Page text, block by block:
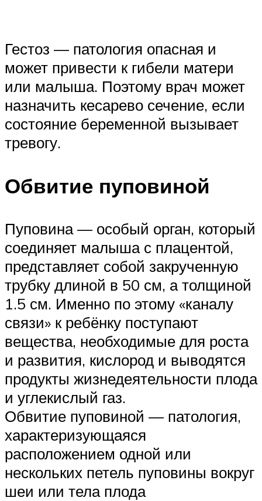
Гестоз — патология опасная и
может привести к гибели матери
или малыша. Поэтому врач может
назначить кесарево сечение, если
состояние беременной вызывает
тревогу.
Обвитие пуповиной
Пуповина — особый орган, который
соединяет малыша с плацентой,
представляет собой закрученную
трубку длиной в 50 см, а толщиной
1.5 см. Именно по этому «каналу
связи» к ребёнку поступают
вещества, необходимые для роста
и развития, кислород и выводятся
продукты жизнедеятельности плода
и углекислый газ.
Обвитие пуповиной — патология,
характеризующаяся
расположением одной или
нескольких петель пуповины вокруг
шеи или тела плода